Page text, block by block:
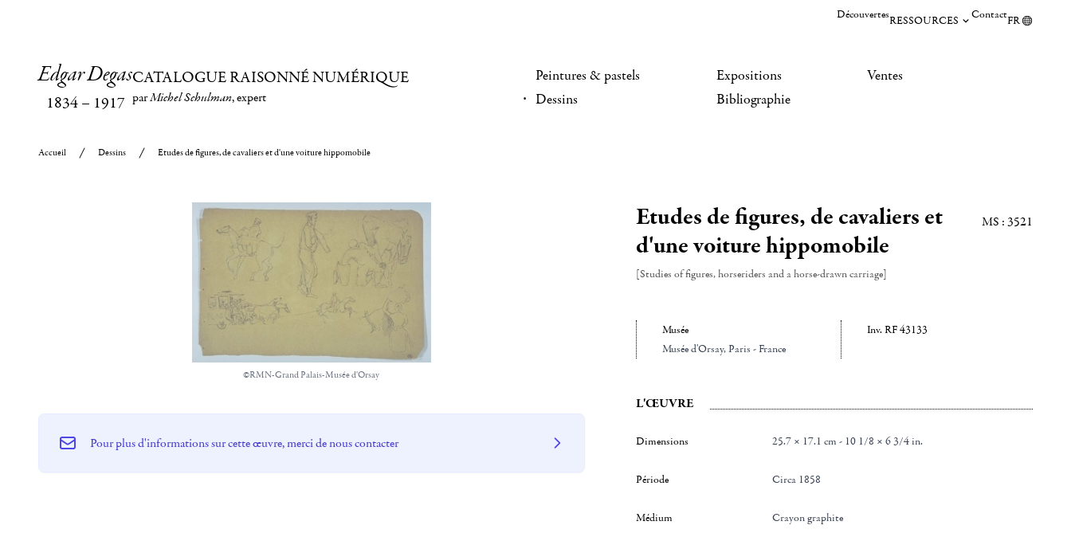
DécouvertesRESSOURCES ContactFR
Edgar Degas
1834– 1917
CATALOGUE RAISONNÉ NUMÉRIQUE
parMichel Schulman, expert
Peintures & pastels
Dessins
Expositions
Bibliographie
Ventes
Accueil Dessins Etudes de figures, de cavaliers et d'une voiture hippomobile
©RMN-Grand Palais-Musée d'Orsay
Etudes de figures, de cavaliers et
d'une voiture hippomobile
[Studies of figures, horseriders and a horse-drawn carriage]
MS : 3521
Musée
Musée d'Orsay, Paris - France
Inv. RF 43133
L'ŒUVRE
Dimensions 25.7 × 17.1 cm - 10 1/8 × 6 3/4 in.
Période Circa 1858
Médium Crayon graphite
Pour plus d'informations sur cette œuvre, merci de nous contacter